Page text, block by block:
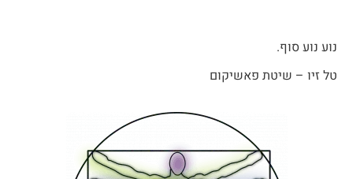
נוע נוע סוף.
טל זיו – שיטת פאשיקום